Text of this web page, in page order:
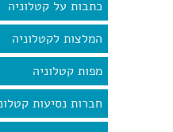
כתבות על קטלוניה
המלצות לקטלוניה
מפות קטלוניה
חברות נסיעות